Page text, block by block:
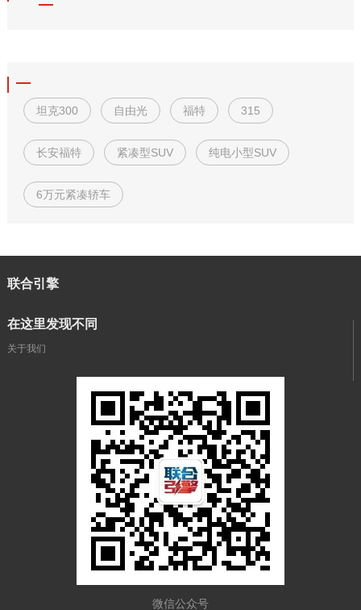
坦克300 自由光 福特 315
长安福特 紧凑型SUV 纯电小型SUV
6万元紧凑轿车
联合引擎
在这里发现不同
关于我们
微信公众号